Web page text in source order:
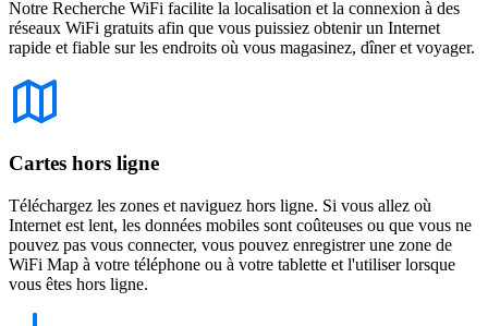
Notre Recherche WiFi facilite la localisation et la connexion à des
réseaux WiFi gratuits afin que vous puissiez obtenir un Internet
rapide et fiable sur les endroits où vous magasinez, dîner et voyager.
Cartes hors ligne
Téléchargez les zones et naviguez hors ligne. Si vous allez où
Internet est lent, les données mobiles sont coûteuses ou que vous ne
pouvez pas vous connecter, vous pouvez enregistrer une zone de
WiFi Map à votre téléphone ou à votre tablette et l'utiliser lorsque
vous êtes hors ligne.